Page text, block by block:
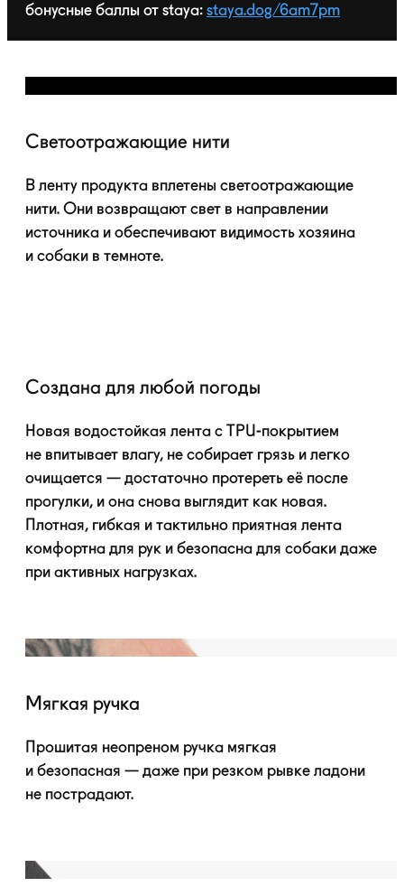
бонусные баллы от staya: staya.dog/6am7pm
Светоотражающие нити
В ленту продукта вплетены светоотражающие
нити. Они возвращают свет в направлении
источника и обеспечивают видимость хозяина
и собаки в темноте.
Создана для любой погоды
Новая водостойкая лента с TPU-покрытием
не впитывает влагу, не собирает грязь и легко
очищается — достаточно протереть её после
прогулки, и она снова выглядит как новая.
Плотная, гибкая и тактильно приятная лента
комфортна для рук и безопасна для собаки даже
при активных нагрузках.
Мягкая ручка
Прошитая неопреном ручка мягкая
и безопасная — даже при резком рывке ладони
не пострадают.